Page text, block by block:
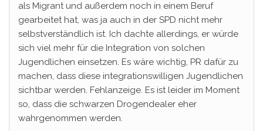
als Migrant und außerdem noch in einem Beruf
gearbeitet hat, was ja auch in der SPD nicht mehr
selbstverständlich ist. Ich dachte allerdings, er würde
sich viel mehr für die Integration von solchen
Jugendlichen einsetzen. Es wäre wichtig, PR dafür zu
machen, dass diese integrationswilligen Jugendlichen
sichtbar werden. Fehlanzeige. Es ist leider im Moment
so, dass die schwarzen Drogendealer eher
wahrgenommen werden.